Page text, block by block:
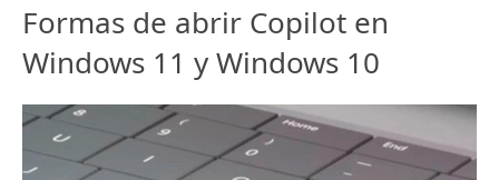
Formas de abrir Copilot en
Windows 11 y Windows 10